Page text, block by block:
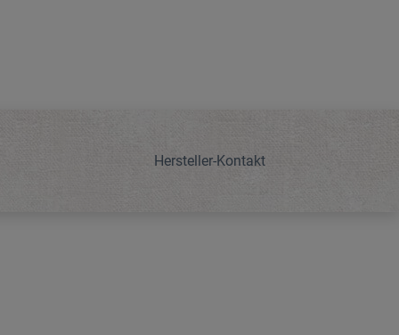
Hersteller-Kontakt